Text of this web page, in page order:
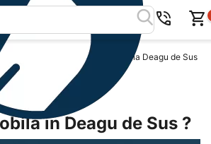
Mobila Judetul Arges Mobila Deagu de Sus
de Sus
in Deagu de Sus ?